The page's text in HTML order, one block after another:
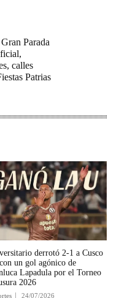
Parada
calles
Patrias
derrotó 2-1 a Cusco
un gol agónico de
Lapadula por el Torneo
2026
24/07/2026